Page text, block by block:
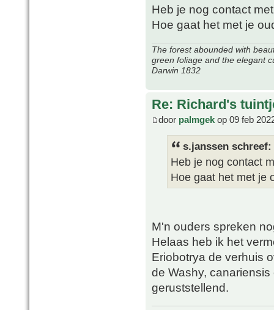
Heb je nog contact
Hoe gaat het met je
The forest abounded with
green foliage and the elegant
Darwin 1832
Re: Richard's
door palmgek op 09 feb
s.janssen schreef:
Heb je nog contact
Hoe gaat het met je
M'n ouders spreken
Helaas heb ik het
Eriobotrya de verhuis
de Washy,
geruststellend.